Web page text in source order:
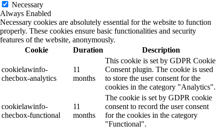
Necessary
Always Enabled
Necessary cookies are absolutely essential for the website to function
properly. These cookies ensure basic functionalities and security
features of the website, anonymously.
Cookie
Duration Description
cookielawinfo-
checbox-analytics
11
months
This cookie is set by GDPR Cookie
Consent plugin. The cookie is used
to store the user consent for the
cookies in the category "Analytics".
cookielawinfo-
checbox-functional
11
months
The cookie is set by GDPR cookie
consent to record the user consent
for the cookies in the category
"Functional".